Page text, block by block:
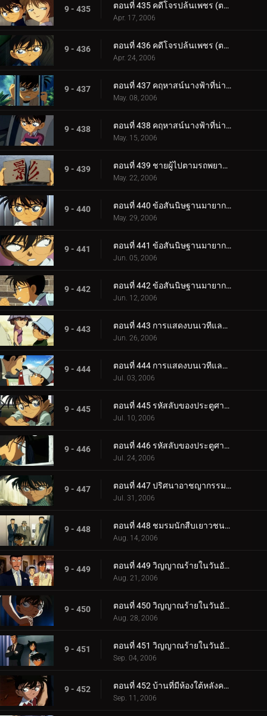
9 - 435 ตอนที่ 435 คดีโจรปล้นเพชร (ตอนแรก)
Apr. 17, 2006
9 - 436 ตอนที่ 436 คดีโจรปล้นเพชร (ตอนจบ)
Apr. 24, 2006
9 - 437 ตอนที่ 437 คฤหาสน์นางฟ้าที่น่าพิศวง (ตอนแรก)
May. 08, 2006
9 - 438 ตอนที่ 438 คฤหาสน์นางฟ้าที่น่าพิศวง (ตอนจบ)
May. 15, 2006
9 - 439 ตอนที่ 439 ชายผู้ไปตามรถพยาบาล
May. 22, 2006
9 - 440 ตอนที่ 440 ข้อสันนิษฐานมายากลของโคนันและเฮจิ (ภาควางกับดัก)
May. 29, 2006
9 - 441 ตอนที่ 441 ข้อสันนิษฐานมายากลของโคนันและเฮจิ (ภาคคฤหาสน์)
Jun. 05, 2006
9 - 442 ตอนที่ 442 ข้อสันนิษฐานมายากลของโคนันและเฮจิ (ภาคไขปริศนา)
Jun. 12, 2006
9 - 443 ตอนที่ 443 การแสดงบนเวทีและการลักพาตัว (ตอนแรก)
Jun. 26, 2006
9 - 444 ตอนที่ 444 การแสดงบนเวทีและการลักพาตัว (ตอนจบ)
Jul. 03, 2006
9 - 445 ตอนที่ 445 รหัสลับของประตูศาลเจ้า (ตอนแรก)
Jul. 10, 2006
9 - 446 ตอนที่ 446 รหัสลับของประตูศาลเจ้า (ตอนจบ)
Jul. 24, 2006
9 - 447 ตอนที่ 447 ปริศนาอาชญากรรมครึ่งเดียว
Jul. 31, 2006
9 - 448 ตอนที่ 448 ชมรมนักสืบเยาวชนกับนกสีฟ้า
Aug. 14, 2006
9 - 449 ตอนที่ 449 วิญญาณร้ายในวันอับโชค (ภาคคดี)
Aug. 21, 2006
9 - 450 ตอนที่ 450 วิญญาณร้ายในวันอับโชค (ภาคสงสัย)
Aug. 28, 2006
9 - 451 ตอนที่ 451 วิญญาณร้ายในวันอับโชค (ภาคไขปริศนา)
Sep. 04, 2006
9 - 452 ตอนที่ 452 บ้านที่มีห้องใต้หลังคาแห่งเมืองเบกะ
Sep. 11, 2006